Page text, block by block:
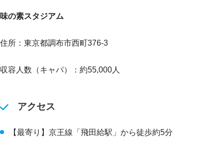
味の素スタジアム
住所：東京都調布市西町376-3
収容人数（キャパ）：約55,000人
アクセス
【最寄り】京王線「飛田給駅」から徒歩約5分